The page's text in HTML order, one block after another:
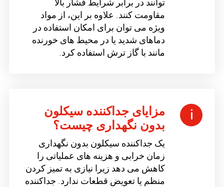
مقاومت کنند. علاوه بر این، از مواد
ویژه می توان برای امکان استفاده در
دماهای شدید یا در محیط های خورنده
مانند با گاز ترش استفاده کرد.
مزایای جداکننده سیکلون
بدون نگهداری چیست؟
یک جداکننده سیکلون بدون نگهداری
زمان خرابی و هزینه های عملیاتی را
کاهش می دهد زیرا نیازی به تمیز کردن
منظم یا تعویض قطعات ندارد. جداکننده